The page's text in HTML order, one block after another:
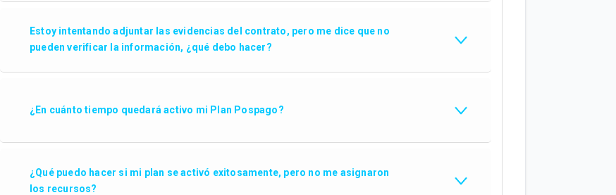
Estoy intentando adjuntar las evidencias del contrato, pero me dice que no
pueden verificar la información, ¿qué debo hacer?
¿En cuánto tiempo quedará activo mi Plan Pospago?
¿Qué puedo hacer si mi plan se activó exitosamente, pero no me asignaron
los recursos?